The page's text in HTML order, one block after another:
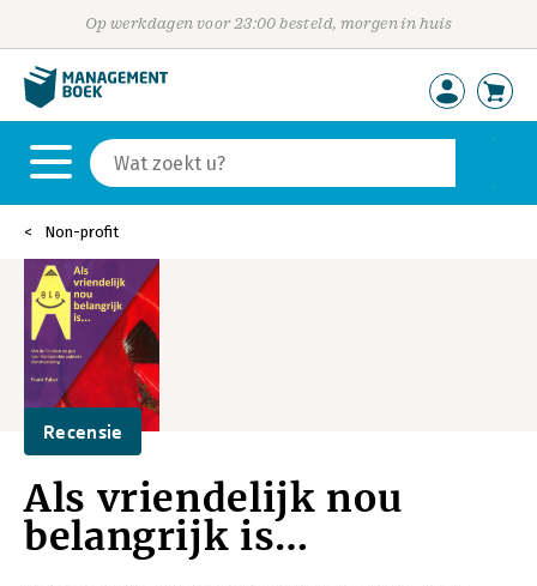
Op werkdagen voor 23:00 besteld, morgen in huis
Non-profit
Recensie
Als vriendelijk nou
belangrijk is…